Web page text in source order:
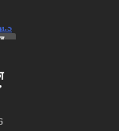
कर पति का मुसली से
से Ethanol-
लेकिन मिल रहे उसी